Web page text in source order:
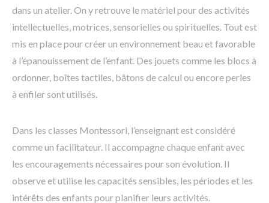
dans un atelier. On y retrouve le matériel pour des activités
intellectuelles, motrices, sensorielles ou spirituelles. Tout est
mis en place pour créer un environnement beau et favorable
à l’épanouissement de l’enfant. Des jouets comme les blocs à
ordonner, boîtes tactiles, bâtons de calcul ou encore perles
à enfiler sont utilisés.
Dans les classes Montessori, l’enseignant est considéré
comme un facilitateur. Il accompagne chaque enfant avec
les encouragements nécessaires pour son évolution. Il
observe et utilise les capacités sensibles, les périodes et les
intérêts des enfants pour planifier leurs activités.